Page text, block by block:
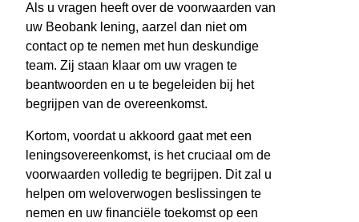
Als u vragen heeft over de voorwaarden van
uw Beobank lening, aarzel dan niet om
contact op te nemen met hun deskundige
team. Zij staan klaar om uw vragen te
beantwoorden en u te begeleiden bij het
begrijpen van de overeenkomst.
Kortom, voordat u akkoord gaat met een
leningsovereenkomst, is het cruciaal om de
voorwaarden volledig te begrijpen. Dit zal u
helpen om weloverwogen beslissingen te
nemen en uw financiële toekomst op een